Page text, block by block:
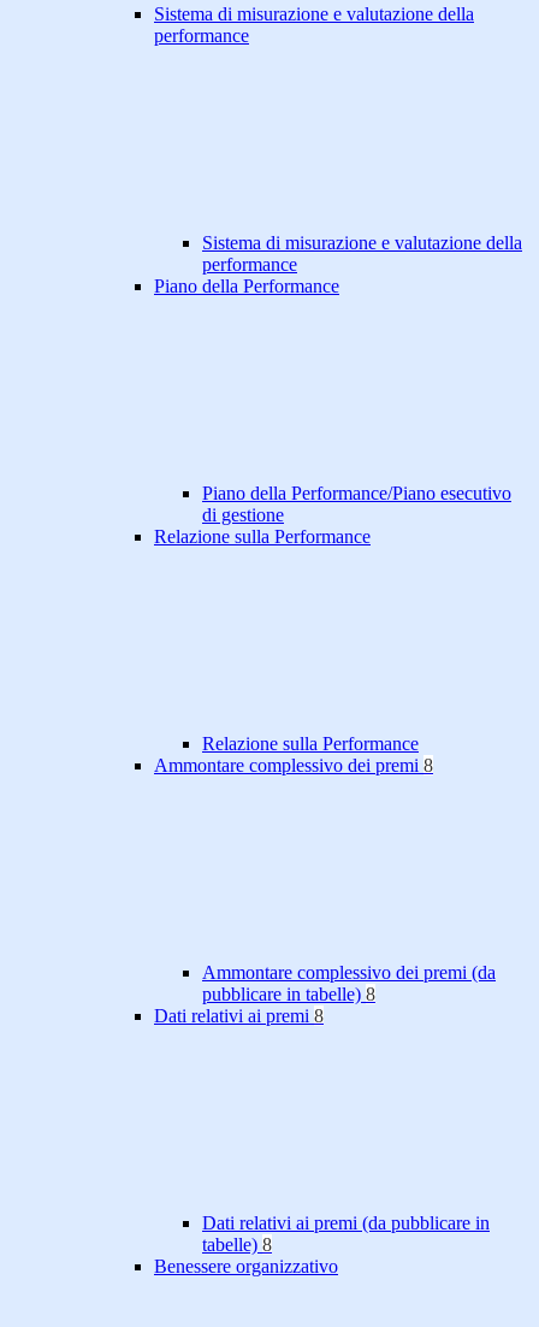
Sistema di misurazione e valutazione della
performance
Sistema di misurazione e valutazione della
performance
Piano della Performance
Piano della Performance/Piano esecutivo
di gestione
Relazione sulla Performance
Relazione sulla Performance
Ammontare complessivo dei premi 8
Ammontare complessivo dei premi (da
pubblicare in tabelle) 8
Dati relativi ai premi 8
Dati relativi ai premi (da pubblicare in
tabelle) 8
Benessere organizzativo